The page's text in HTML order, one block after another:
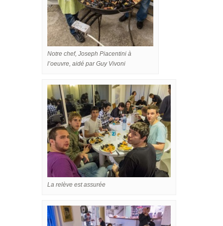
Notre chef, Joseph Piacentini à
l’oeuvre, aidé par Guy Vivoni
La relève est assurée